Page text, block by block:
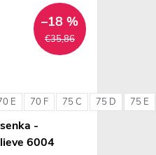
€35,86
–18 %
E 70 F 75 C 75 D 75 E
-
6004